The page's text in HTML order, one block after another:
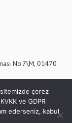
No:7\M, 01470
çerez
ve GDPR
ederseniz, kabul